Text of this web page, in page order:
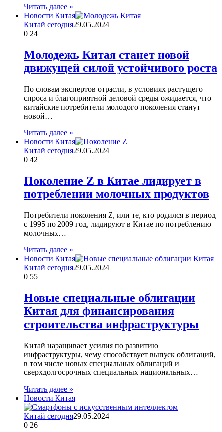
Читать далее »
Новости Китая
Китай сегодня29.05.2024
0 24
Молодежь Китая станет новой
движущей силой устойчивого роста
По словам экспертов отрасли, в условиях растущего
спроса и благоприятной деловой среды ожидается, что
китайские потребители молодого поколения станут
новой…
Читать далее »
Новости Китая
Китай сегодня29.05.2024
0 42
Поколение Z в Китае лидирует в
потреблении молочных продуктов
Потребители поколения Z, или те, кто родился в период
с 1995 по 2009 год, лидируют в Китае по потреблению
молочных…
Читать далее »
Новости Китая
Китай сегодня29.05.2024
0 55
Новые специальные облигации
Китая для финансирования
строительства инфраструктуры
Китай наращивает усилия по развитию
инфраструктуры, чему способствует выпуск облигаций,
в том числе новых специальных облигаций и
сверхдолгосрочных специальных национальных…
Читать далее »
Новости Китая
Китай сегодня29.05.2024
0 26